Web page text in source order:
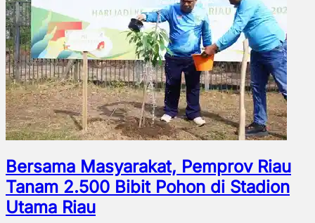
Bersama Masyarakat, Pemprov Riau
Tanam 2.500 Bibit Pohon di Stadion
Utama Riau